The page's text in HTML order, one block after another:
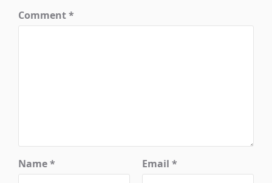
Comment*
Name* Email *